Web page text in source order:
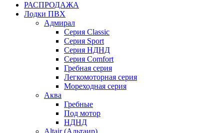
РАСПРОДАЖА
Лодки ПВХ
Адмирал
Серия Classic
Серия Sport
Серия НДНД
Серия Comfort
Гребная серия
Легкомоторная серия
Мореходная серия
Аква
Гребные
Под мотор
НДНД